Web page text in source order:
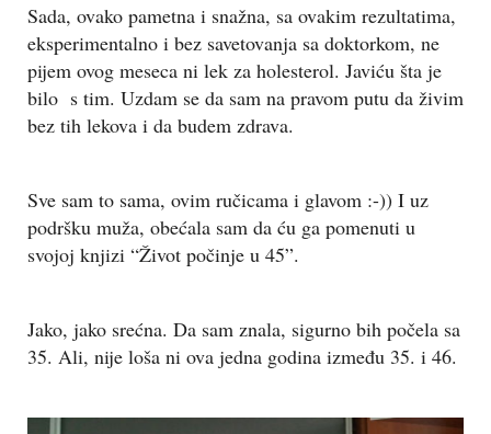
Sada, ovako pametna i snažna, sa ovakim rezultatima,
eksperimentalno i bez savetovanja sa doktorkom, ne
pijem ovog meseca ni lek za holesterol. Javiću šta je
bilo s tim. Uzdam se da sam na pravom putu da živim
bez tih lekova i da budem zdrava.
Sve sam to sama, ovim ručicama i glavom :-)) I uz
podršku muža, obećala sam da ću ga pomenuti u
svojoj knjizi “Život počinje u 45”.
Jako, jako srećna. Da sam znala, sigurno bih počela sa
35. Ali, nije loša ni ova jedna godina između 35. i 46.